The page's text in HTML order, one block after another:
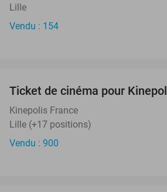
Lille
Vendu : 154
OUT
Ticket de cinéma pour
Kinepolis France
Lille (+17 positions)
Vendu : 900